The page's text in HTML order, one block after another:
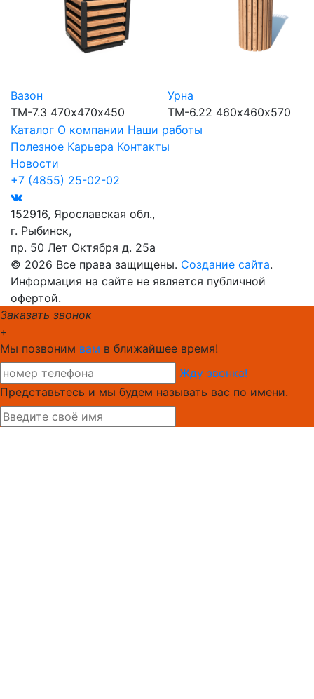
Вазон
ТМ-7.3 470х470х450
Урна
ТМ-6.22 460х460х570
Каталог О компании Наши работы
Полезное Карьера Контакты
Новости
+7 (4855) 25-02-02
152916, Ярославская обл.,
г. Рыбинск,
пр. 50 Лет Октября д. 25а
© 2026 Все права защищены. Создание сайта.
Информация на сайте не является публичной
офертой.
Заказать звонок
+
Мы позвоним вам в ближайшее время!
Жду звонка!
Представьтесь и мы будем называть вас по имени.